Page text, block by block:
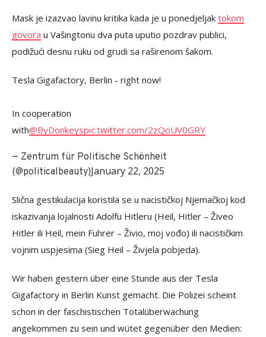
Mask je izazvao lavinu kritika kada je u ponedjeljak tokom
govora u Vašingtonu dva puta uputio pozdrav publici,
podižući desnu ruku od grudi sa raširenom šakom.
Tesla Gigafactory, Berlin - right now!
In cooperation
with@ByDonkeyspic.twitter.com/2zQoUV0GRY
— Zentrum für Politische Schönheit
(@politicalbeauty)January 22, 2025
Slična gestikulacija koristila se u nacističkoj Njemačkoj kod
iskazivanja lojalnosti Adolfu Hitleru (Heil, Hitler – Živeo
Hitler ili Heil, mein Fuhrer – Živio, moj vođo) ili nacističkim
vojnim uspjesima (Sieg Heil – Živjela pobjeda).
Wir haben gestern über eine Stunde aus der Tesla
Gigafactory in Berlin Kunst gemacht. Die Polizei scheint
schon in der faschistischen Totalüberwachung
angekommen zu sein und wütet gegenüber den Medien: